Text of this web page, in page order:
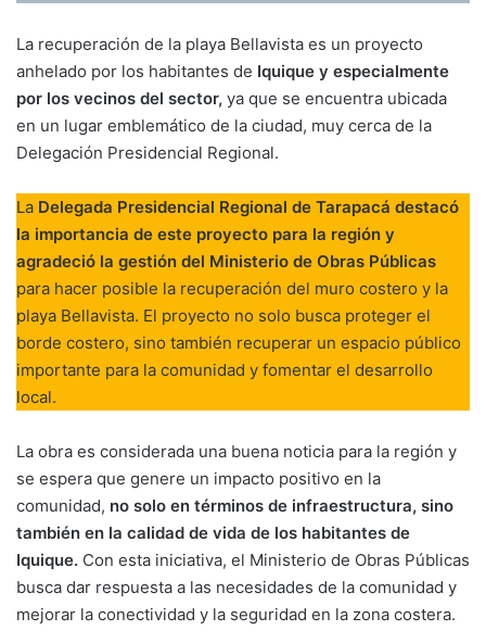
La recuperación de la playa Bellavista es un proyecto
anhelado por los habitantes de Iquique y especialmente
por los vecinos del sector, ya que se encuentra ubicada
en un lugar emblemático de la ciudad, muy cerca de la
Delegación Presidencial Regional.
La Delegada Presidencial Regional de Tarapacá destacó
la importancia de este proyecto para la región y
agradeció la gestión del Ministerio de Obras Públicas
para hacer posible la recuperación del muro costero y la
playa Bellavista. El proyecto no solo busca proteger el
borde costero, sino también recuperar un espacio público
importante para la comunidad y fomentar el desarrollo
local.
La obra es considerada una buena noticia para la región y
se espera que genere un impacto positivo en la
comunidad, no solo en términos de infraestructura, sino
también en la calidad de vida de los habitantes de
Iquique. Con esta iniciativa, el Ministerio de Obras Públicas
busca dar respuesta a las necesidades de la comunidad y
mejorar la conectividad y la seguridad en la zona costera.